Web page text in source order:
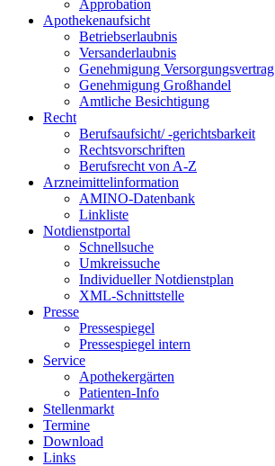
Approbation
Apothekenaufsicht
Betriebserlaubnis
Versanderlaubnis
Genehmigung Versorgungsvertrag
Genehmigung Großhandel
Amtliche Besichtigung
Recht
Berufsaufsicht/ -gerichtsbarkeit
Rechtsvorschriften
Berufsrecht von A-Z
Arzneimittelinformation
AMINO-Datenbank
Linkliste
Notdienstportal
Schnellsuche
Umkreissuche
Individueller Notdienstplan
XML-Schnittstelle
Presse
Pressespiegel
Pressespiegel intern
Service
Apothekergärten
Patienten-Info
Stellenmarkt
Termine
Download
Links